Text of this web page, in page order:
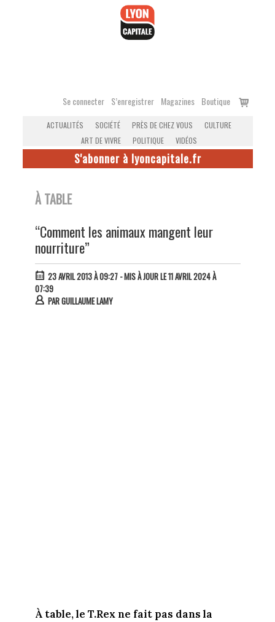
Se connecter S’enregistrer Magazines Boutique
Voir
ACTUALITÉS SOCIÉTÉ PRÈS DE CHEZ VOUS
CULTURE
ART DE VIVRE
POLITIQUE VIDÉOS
S'abonner à lyoncapitale.fr
À TABLE
“Comment les animaux mangent leur
nourriture”
23 AVRIL 2013 À 09:27- MIS À JOUR LE 11 AVRIL 2024 À
07:39
PARGUILLAUME LAMY
À table, le T.Rex ne fait pas dans la